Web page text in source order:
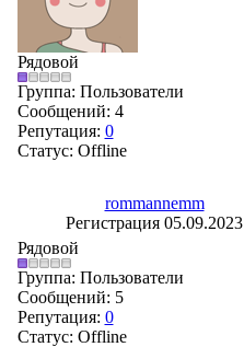
Рядовой
Группа: Пользователи
Сообщений: 4
Репутация: 0
Статус: Offline
rommannemm
Регистрация 05.09.2023
Рядовой
Группа: Пользователи
Сообщений: 5
Репутация: 0
Статус: Offline